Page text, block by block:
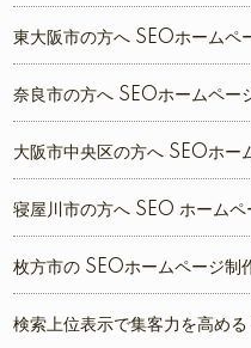
東大阪市の方へ SEOホームペ
奈良市の方へ SEOホームペー
大阪市中央区の方へ SEOホー
寝屋川市の方へ SEO ホームペ
枚方市の SEOホームページ制
検索上位表示で集客力を高め